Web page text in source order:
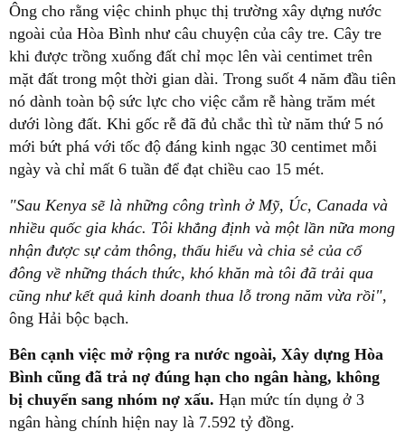
Ông cho rằng việc chinh phục thị trường xây dựng nước
ngoài của Hòa Bình như câu chuyện của cây tre. Cây tre
khi được trồng xuống đất chỉ mọc lên vài centimet trên
mặt đất trong một thời gian dài. Trong suốt 4 năm đầu tiên
nó dành toàn bộ sức lực cho việc cắm rễ hàng trăm mét
dưới lòng đất. Khi gốc rễ đã đủ chắc thì từ năm thứ 5 nó
mới bứt phá với tốc độ đáng kinh ngạc 30 centimet mỗi
ngày và chỉ mất 6 tuần để đạt chiều cao 15 mét.
"Sau Kenya sẽ là những công trình ở Mỹ, Úc, Canada và
nhiều quốc gia khác. Tôi khẳng định và một lần nữa mong
nhận được sự cảm thông, thấu hiểu và chia sẻ của cổ
đông về những thách thức, khó khăn mà tôi đã trải qua
cũng như kết quả kinh doanh thua lỗ trong năm vừa rồi",
ông Hải bộc bạch.
Bên cạnh việc mở rộng ra nước ngoài, Xây dựng Hòa
Bình cũng đã trả nợ đúng hạn cho ngân hàng, không
bị chuyển sang nhóm nợ xấu. Hạn mức tín dụng ở 3
ngân hàng chính hiện nay là 7.592 tỷ đồng.